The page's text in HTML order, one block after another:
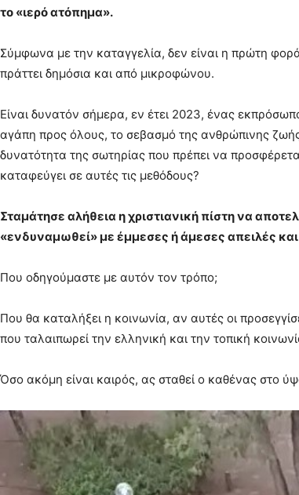
το «ιερό ατόπημα».
Σύμφωνα με την καταγγελία, δεν είναι η πρώτη
πράττει δημόσια και από μικροφώνου.
Είναι δυνατόν σήμερα, εν έτει 2023, ένας
αγάπη προς όλους, το σεβασμό της ανθρώπινης
δυνατότητα της σωτηρίας που πρέπει να
καταφεύγει σε αυτές τις μεθόδους?
Σταμάτησε αλήθεια η χριστιανική πίστη να
«ενδυναμωθεί» με έμμεσες ή άμεσες απειλές
Που οδηγούμαστε με αυτόν τον τρόπο;
Που θα καταλήξει η κοινωνία, αν αυτές οι
που ταλαιπωρεί την ελληνική και την τοπική
Όσο ακόμη είναι καιρός, ας σταθεί ο καθένας στο